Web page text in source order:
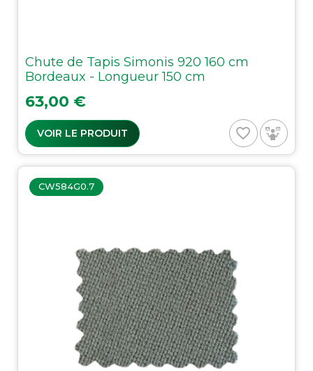
Chute de Tapis Simonis 920 160 cm
Bordeaux - Longueur 150 cm
Prix
63,00 €
VOIR LE PRODUIT favorite_border
CW584G0.7